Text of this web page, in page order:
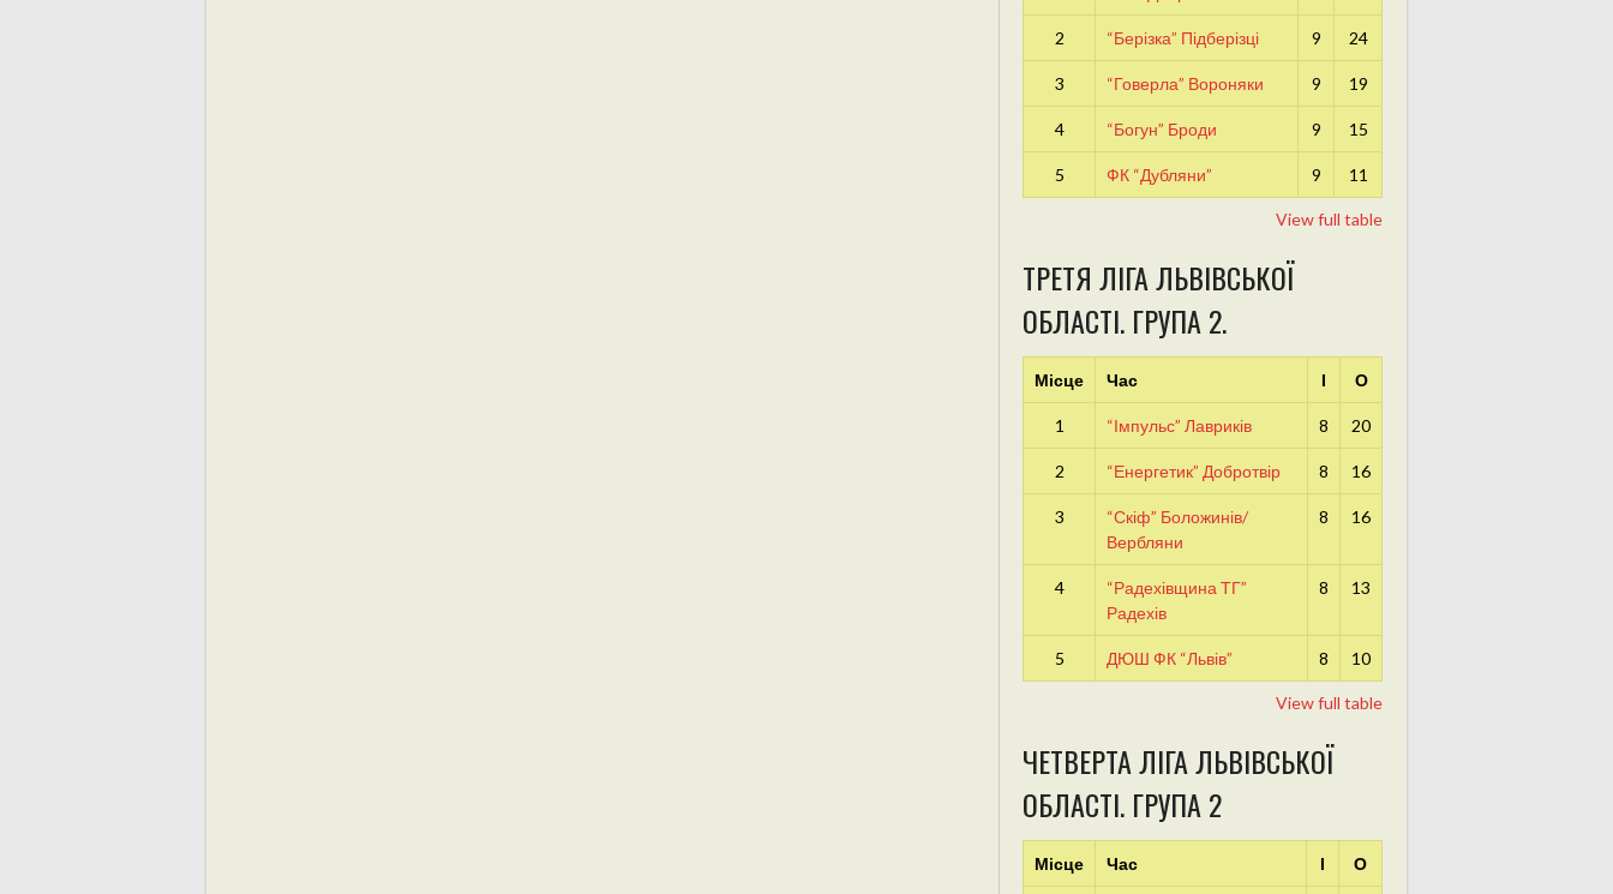
2 “Берізка” Підберізці 9 24
3 “Говерла” Вороняки 9 19
4 “Богун” Броди 9 15
5 ФК “Дубляни” 9 11
View full table
ТРЕТЯ ЛІГА ЛЬВІВСЬКОЇ
ОБЛАСТІ. ГРУПА 2.
Місце Час І О
1 “Імпульс” Лавриків 8 20
2 “Енергетик” Добротвір 8 16
3
“Скіф” Боложинів/
Вербляни
8 16
4
“Радехівщина ТГ”
Радехів
8 13
5 ДЮШ ФК “Львів” 8 10
View full table
ЧЕТВЕРТА ЛІГА ЛЬВІВСЬКОЇ
ОБЛАСТІ. ГРУПА 2
Місце Час І О